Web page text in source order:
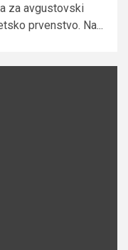
za avgustovski
prvenstvo. Na...